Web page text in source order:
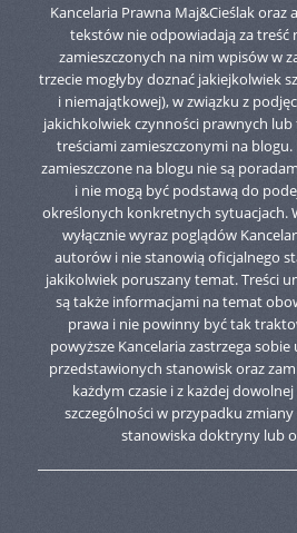
Kancelaria Prawna Maj&Cieślak oraz
tekstów nie odpowiadają za treść
zamieszczonych na nim wpisów w
trzecie mogłyby doznać jakiejkolwiek
i niemajątkowej), w związku z
jakichkolwiek czynności prawnych
treściami zamieszczonymi na
zamieszczone na blogu nie są
i nie mogą być podstawą do
określonych konkretnych sytuacjach.
wyłącznie wyraz poglądów
autorów i nie stanowią oficjalnego
jakikolwiek poruszany temat. Treści
są także informacjami na temat
prawa i nie powinny być tak
powyższe Kancelaria zastrzega
przedstawionych stanowisk oraz
każdym czasie i z każdej
szczególności w przypadku
stanowiska doktryny lub